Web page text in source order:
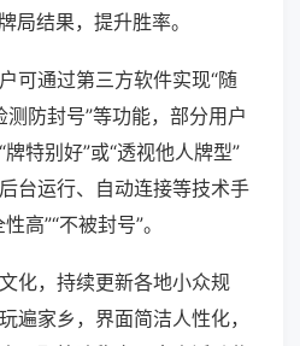
局结果，提升胜率。
可通过第三方软件实现“随
测防封号”等功能，部分用户
特别好”或“透视他人牌型”
台运行、自动连接等技术手
高”“不被封号”。
化，持续更新各地小众规
遍家乡，界面简洁人性化，